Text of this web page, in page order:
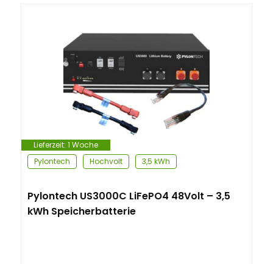
Lieferzeit: 1 Woche
Pylontech
Hochvolt 3,5 kWh
Pylontech US3000C LiFePO4 48Volt – 3,5
kWh Speicherbatterie